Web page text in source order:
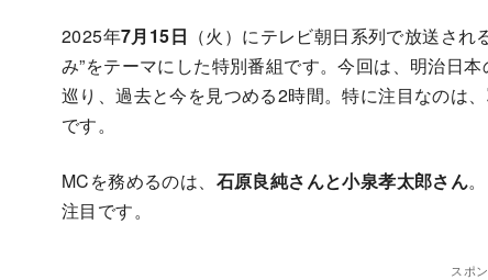
2025年7月15日 （火）にテレビ朝日系列で放送され
み”をテーマにした特別番組です。今回は、明治日本
巡り、過去と今を見つめる2時間。特に注目なのは、
です。
MCを務めるのは、 石原良純さんと小泉孝太郎さん
注目です。
スポ